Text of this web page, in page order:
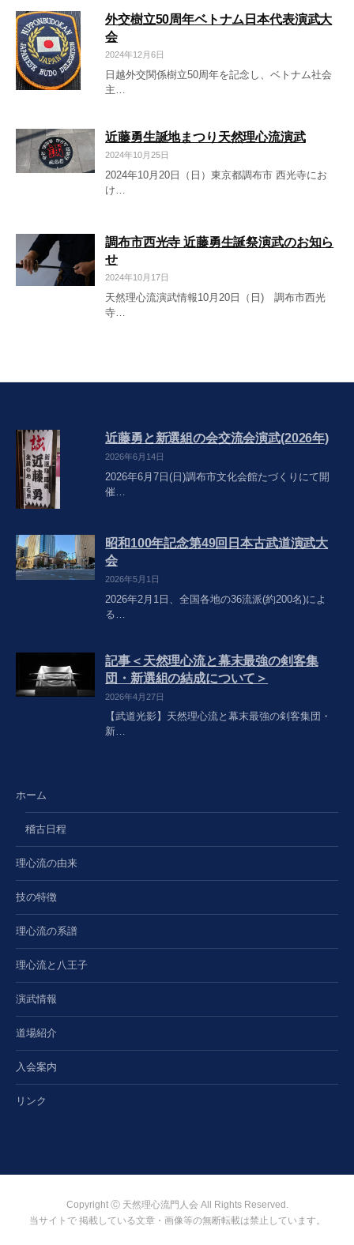
外交樹立50周年ベトナム日本代表演武大
会
2024年12月6日
日越外交関係樹立50周年を記念し、ベトナム社会
主…
近藤勇生誕地まつり天然理心流演武
2024年10月25日
2024年10月20日（日）東京都調布市 西光寺にお
け…
調布市西光寺 近藤勇生誕祭演武のお知ら
せ
2024年10月17日
天然理心流演武情報10月20日（日) 調布市西光
寺…
近藤勇と新選組の会交流会演武(2026年)
2026年6月14日
2026年6月7日(日)調布市文化会館たづくりにて開
催…
昭和100年記念第49回日本古武道演武大
会
2026年5月1日
2026年2月1日、全国各地の36流派(約200名)によ
る…
記事＜天然理心流と幕末最強の剣客集
団・新選組の結成について＞
2026年4月27日
【武道光影】天然理心流と幕末最強の剣客集団・
新…
ホーム
稽古日程
理心流の由来
技の特徴
理心流の系譜
理心流と八王子
演武情報
道場紹介
入会案内
リンク
Copyright Ⓒ 天然理心流門人会 All Rights Reserved.
当サイトで 掲載している文章・画像等の無断転載は禁止しています。